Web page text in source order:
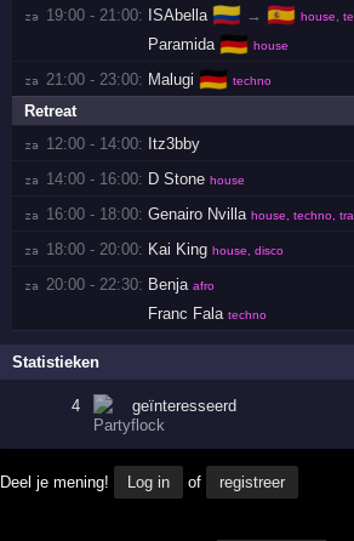
za 19:00 - 21:00: ISAbella 🇨🇴 → 🇪🇸 house,
Paramida 🇩🇪 house
za 21:00 - 23:00: Malugi 🇩🇪 techno
Retreat
za 12:00 - 14:00: Itz3bby
za 14:00 - 16:00: D Stone house
za 16:00 - 18:00: Genairo Nvilla house, techno,
za 18:00 - 20:00: Kai King house, disco
za 20:00 - 22:30: Benja afro
Franc Fala techno
Statistieken
4 geïnteresseerd
Deel je mening! Log in of registreer